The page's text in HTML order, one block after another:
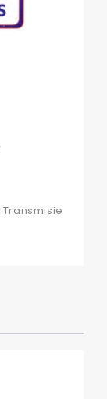
Transmisie